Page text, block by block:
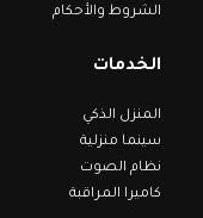
الشروط والأحكام
الخدمات
المنزل الذكي
سينما منزلية
نظام الصوت
كاميرا المراقبة